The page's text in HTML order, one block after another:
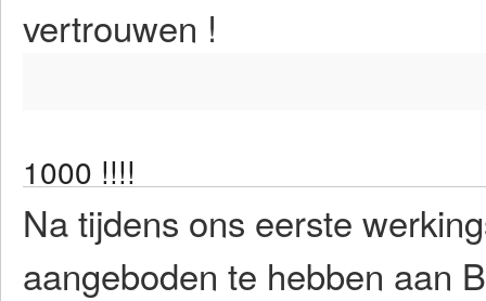
vertrouwen !
1000 !!!!
Na tijdens ons eerste
aangeboden te hebben aan